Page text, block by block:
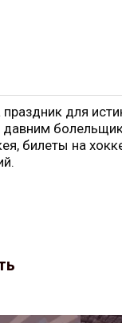
праздник для
давним
билеты на